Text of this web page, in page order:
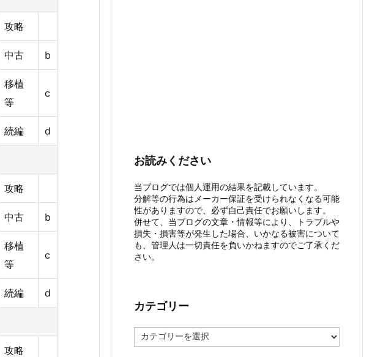
攻略
中古 b
移植
等
c
続編 d
攻略
中古 b
移植
等
c
続編 d
攻略
お読みください
当ブログでは個人運用の結果を記載しています。
分解等の行為はメーカー保証を受けられなくなる可能
性がありますので、必ず自己責任でお願いします。
併せて、当ブログの文章・情報等により、トラブルや
損失・損害等が発生した場合、いかなる被害について
も、管理人は一切責任を負いかねますのでご了承くだ
さい。
カテゴリー
テ